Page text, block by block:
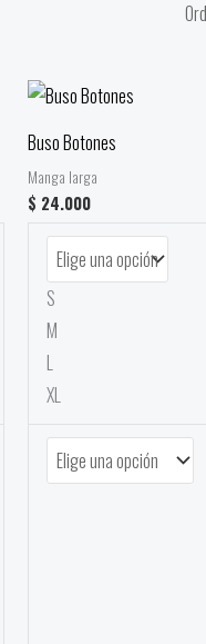
Buso Botones
Manga larga
$ 24.000
S
M
L
XL